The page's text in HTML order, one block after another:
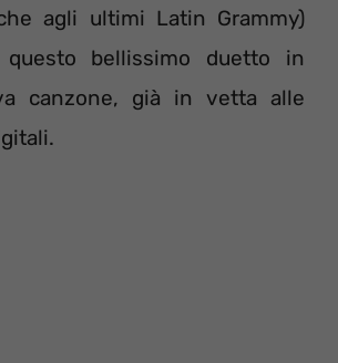
agli ultimi Latin Grammy)
bellissimo duetto in
canzone, già in vetta alle